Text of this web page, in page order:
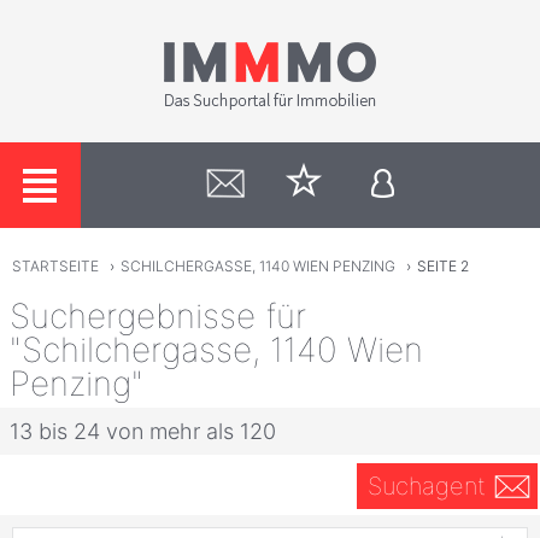
STARTSEITE › SCHILCHERGASSE, 1140 WIEN PENZING › SEITE 2
Suchergebnisse für
"Schilchergasse, 1140 Wien
Penzing"
13 bis 24 von mehr als 120
Suchagent